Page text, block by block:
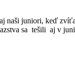
naši juniori, keď
sa tešili aj v